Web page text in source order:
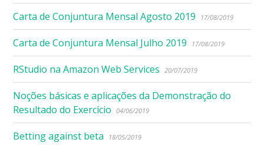
Carta de Conjuntura Mensal Agosto 2019 17/08/2019
Carta de Conjuntura Mensal Julho 2019 17/08/2019
RStudio na Amazon Web Services 20/07/2019
Noções básicas e aplicações da Demonstração do
Resultado do Exercício
04/06/2019
Betting against beta 18/05/2019